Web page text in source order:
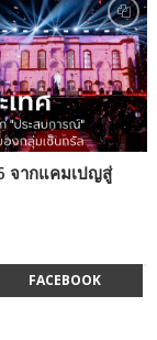
จากแคมเปญสู่
FACEBOOK